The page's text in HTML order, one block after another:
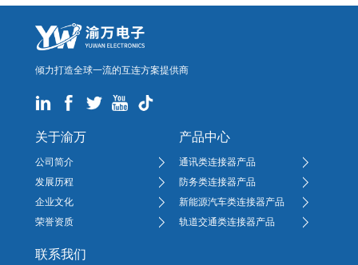
倾力打造全球一流的互连方案提供商
关于渝万
公司简介
发展历程
企业文化
荣誉资质
产品中心
通讯类连接器产品
防务类连接器产品
新能源汽车类连接器产品
轨道交通类连接器产品
联系我们